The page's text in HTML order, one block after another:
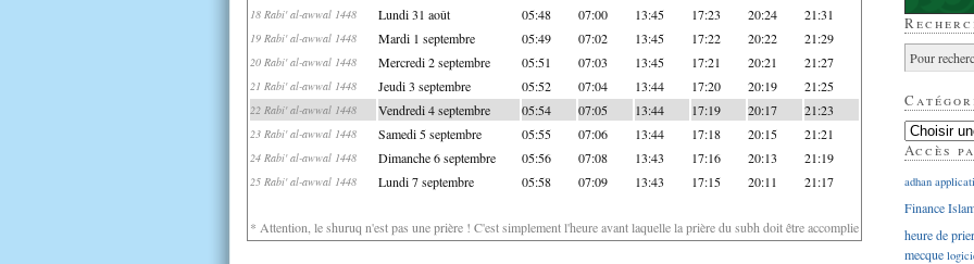
18 Rabi' al-awwal 1448 Lundi 31 août 05:48 07:00 13:45 17:23 20:24 21:31
19 Rabi' al-awwal 1448 Mardi 1 septembre 05:49 07:02 13:45 17:22 20:22 21:29
20 Rabi' al-awwal 1448 Mercredi 2 septembre 05:51 07:03 13:45 17:21 20:21 21:27
21 Rabi' al-awwal 1448 Jeudi 3 septembre 05:52 07:04 13:44 17:20 20:19 21:25
22 Rabi' al-awwal 1448 Vendredi 4 septembre 05:54 07:05 13:44 17:19 20:17 21:23
23 Rabi' al-awwal 1448 Samedi 5 septembre 05:55 07:06 13:44 17:18 20:15 21:21
24 Rabi' al-awwal 1448 Dimanche 6 septembre 05:56 07:08 13:43 17:16 20:13 21:19
25 Rabi' al-awwal 1448 Lundi 7 septembre 05:58 07:09 13:43 17:15 20:11 21:17
* Attention, le shuruq n'est pas une prière ! C'est simplement l'heure avant laquelle la prière du subh doit être accomplie
Accès
adhan
Finance
heure de
mecque